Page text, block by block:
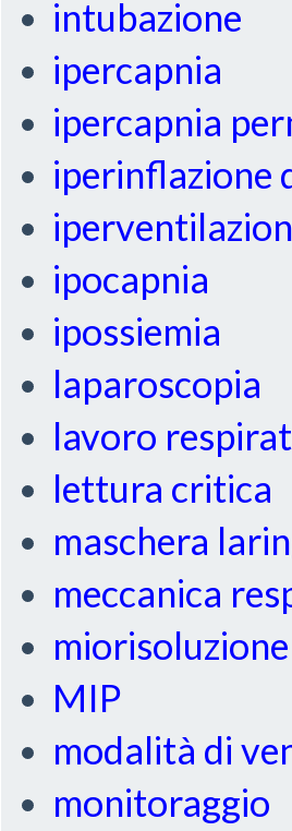
intubazione
ipercapnia
ipercapnia
iperinflazione
ipocapnia
ipossiemia
laparoscopia
lavoro
lettura critica
maschera
meccanica
miorisoluzione
MIP
modalità di
monitoraggio